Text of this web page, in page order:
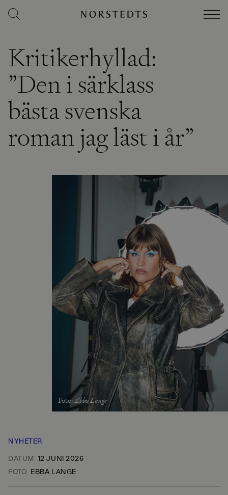
Kritikerhyllad:
”Den i särklass
bästa svenska
roman jag läst i år”
Foto:Ebba Lange
NYHETER
DATUM
12 JUNI 2026
FOTO
EBBA LANGE